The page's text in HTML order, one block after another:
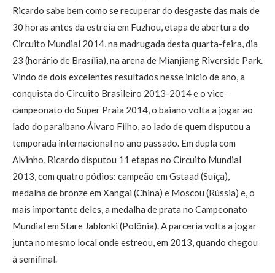
Ricardo sabe bem como se recuperar do desgaste das mais de
30 horas antes da estreia em Fuzhou, etapa de abertura do
Circuito Mundial 2014, na madrugada desta quarta-feira, dia
23 (horário de Brasília), na arena de Mianjiang Riverside Park.
Vindo de dois excelentes resultados nesse início de ano, a
conquista do Circuito Brasileiro 2013-2014 e o vice-
campeonato do Super Praia 2014, o baiano volta a jogar ao
lado do paraibano Álvaro Filho, ao lado de quem disputou a
temporada internacional no ano passado. Em dupla com
Alvinho, Ricardo disputou 11 etapas no Circuito Mundial
2013, com quatro pódios: campeão em Gstaad (Suíça),
medalha de bronze em Xangai (China) e Moscou (Rússia) e, o
mais importante deles, a medalha de prata no Campeonato
Mundial em Stare Jablonki (Polônia). A parceria volta a jogar
junta no mesmo local onde estreou, em 2013, quando chegou
à semifinal.